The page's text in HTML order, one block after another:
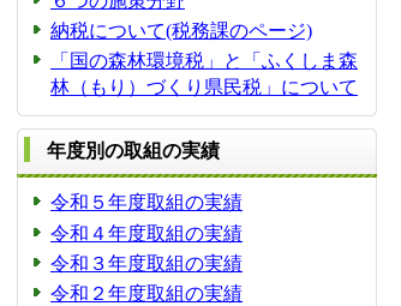
納税について(税務課のページ)
「国の森林環境税」と「ふくしま森
林（もり）づくり県民税」について
年度別の取組の実績
令和５年度取組の実績
令和４年度取組の実績
令和３年度取組の実績
令和２年度取組の実績